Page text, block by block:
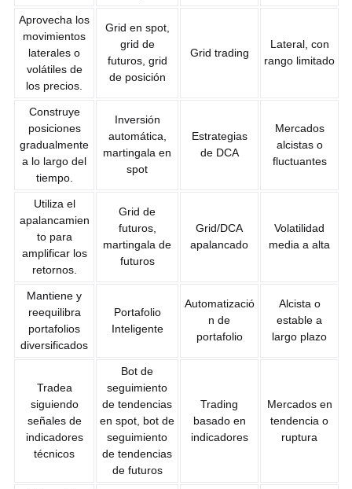
Aprovecha los
movimientos
laterales o
volátiles de
los precios.
Grid en spot,
grid de
futuros, grid
de posición
Grid trading
Lateral, con
rango limitado
Construye
posiciones
gradualmente
a lo largo del
tiempo.
Inversión
automática,
martingala en
spot
Estrategias
de DCA
Mercados
alcistas o
fluctuantes
Utiliza el
apalancamien
to para
amplificar los
retornos.
Grid de
futuros,
martingala de
futuros
Grid/DCA
apalancado
Volatilidad
media a alta
Mantiene y
reequilibra
portafolios
diversificados
Portafolio
Inteligente
Automatizació
n de
portafolio
Alcista o
estable a
largo plazo
Tradea
siguiendo
señales de
indicadores
técnicos
Bot de
seguimiento
de tendencias
en spot, bot de
seguimiento
de tendencias
de futuros
Trading
basado en
indicadores
Mercados en
tendencia o
ruptura